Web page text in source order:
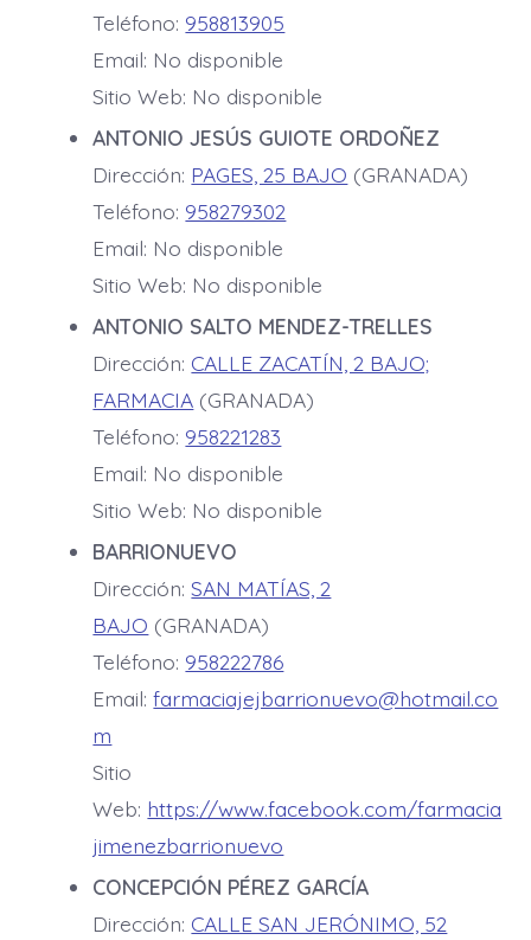
Teléfono: 958813905
Email: No disponible
Sitio Web: No disponible
ANTONIO JESÚS GUIOTE ORDOÑEZ
Dirección: PAGES, 25 BAJO (GRANADA)
Teléfono: 958279302
Email: No disponible
Sitio Web: No disponible
ANTONIO SALTO MENDEZ-TRELLES
Dirección: CALLE ZACATÍN, 2 BAJO;
FARMACIA (GRANADA)
Teléfono: 958221283
Email: No disponible
Sitio Web: No disponible
BARRIONUEVO
Dirección:SAN MATÍAS, 2
BAJO (GRANADA)
Teléfono: 958222786
Email:farmaciajejbarrionuevo@hotmail.co
m
Sitio
Web: https://www.facebook.com/farmacia
jimenezbarrionuevo
CONCEPCIÓN PÉREZ GARCÍA
Dirección: CALLE SAN JERÓNIMO, 52